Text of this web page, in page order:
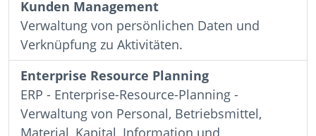
Kunden Management
Verwaltung von persönlichen Daten und
Verknüpfung zu Aktivitäten.
Enterprise Resource Planning
ERP - Enterprise-Resource-Planning -
Verwaltung von Personal, Betriebsmittel,